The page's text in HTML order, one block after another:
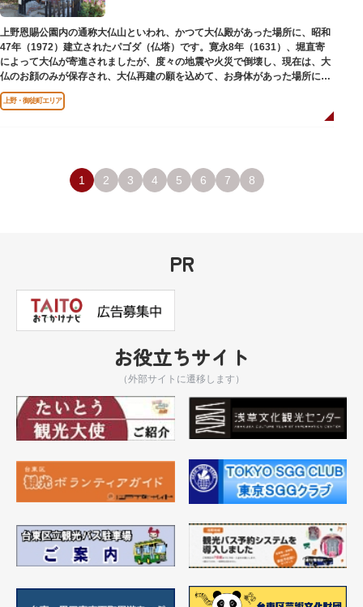
上野恩賜公園内の通称大仏山といわれ、かつて大仏殿があった場所に、昭和
47年（1972）建立されたパゴダ（仏塔）です。寛永8年（1631）、堀直寄
によって大仏が寄進されましたが、度々の地震や火災で倒壊し、現在は、大
仏のお顔のみが保存され、大仏再建の願を込めて、お身体があった場所にパ
ゴダが建てられました。
上野・御徒町エリア
1 2 3 4 5 6 7 8
PR
お役立ちサイト
（外部サイトに遷移します）